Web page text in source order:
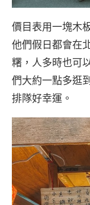
價目表用一塊木
他們假日都會在
糬，人多時也可
們大約一點多逛
排隊好幸運。